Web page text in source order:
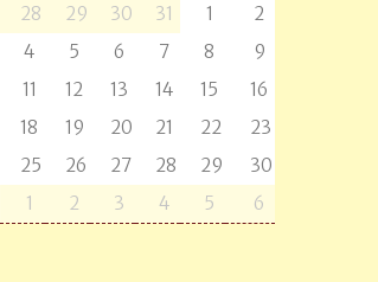
28 29 30 31 1
2
4 5 6 7 8
9
11 12 13 14 15
16
18 19 20 21 22
23
25 26 27 28 29
30
1 2 3 4 5 6